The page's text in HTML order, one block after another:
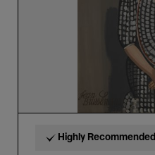
Highly Recommended